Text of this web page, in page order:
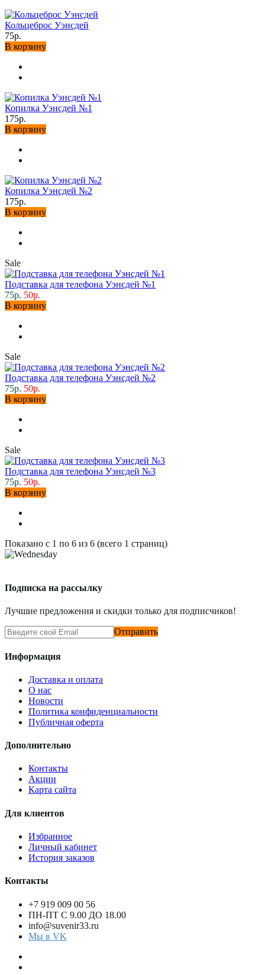
Кольцеброс Уэнсдей
75р.
В корзину
Копилка Уэнсдей №1
175р.
В корзину
Копилка Уэнсдей №2
175р.
В корзину
Sale
Подставка для телефона Уэнсдей №1
75р. 50р.
В корзину
Sale
Подставка для телефона Уэнсдей №2
75р. 50р.
В корзину
Sale
Подставка для телефона Уэнсдей №3
75р. 50р.
В корзину
Показано с 1 по 6 из 6 (всего 1 страниц)
Подписка на рассылку
Лучшие предложения и скидки только для подписчиков!
Отправить
Информация
Доставка и оплата
О нас
Новости
Политика конфиденциальности
Публичная оферта
Дополнительно
Контакты
Акции
Карта сайта
Для клиентов
Избранное
Личный кабинет
История заказов
Контакты
+7 919 009 00 56
ПН-ПТ С 9.00 ДО 18.00
info@suvenir33.ru
Мы в VK